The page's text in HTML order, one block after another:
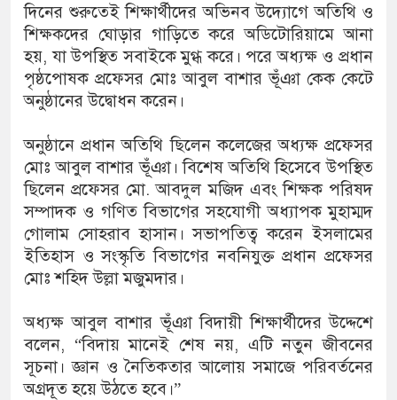
দিনের শুরুতেই শিক্ষার্থীদের অভিনব উদ্যোগে অতিথি ও
শিক্ষকদের ঘোড়ার গাড়িতে করে অডিটোরিয়ামে আনা
হয়, যা উপস্থিত সবাইকে মুগ্ধ করে। পরে অধ্যক্ষ ও প্রধান
পৃষ্ঠপোষক প্রফেসর মোঃ আবুল বাশার ভূঁঞা কেক কেটে
অনুষ্ঠানের উদ্বোধন করেন।
অনুষ্ঠানে প্রধান অতিথি ছিলেন কলেজের অধ্যক্ষ প্রফেসর
মোঃ আবুল বাশার ভূঁঞা। বিশেষ অতিথি হিসেবে উপস্থিত
ছিলেন প্রফেসর মো. আবদুল মজিদ এবং শিক্ষক পরিষদ
সম্পাদক ও গণিত বিভাগের সহযোগী অধ্যাপক মুহাম্মদ
গোলাম সোহরাব হাসান। সভাপতিত্ব করেন ইসলামের
ইতিহাস ও সংস্কৃতি বিভাগের নবনিযুক্ত প্রধান প্রফেসর
মোঃ শহিদ উল্লা মজুমদার।
অধ্যক্ষ আবুল বাশার ভূঁঞা বিদায়ী শিক্ষার্থীদের উদ্দেশে
বলেন, “বিদায় মানেই শেষ নয়, এটি নতুন জীবনের
সূচনা। জ্ঞান ও নৈতিকতার আলোয় সমাজে পরিবর্তনের
অগ্রদূত হয়ে উঠতে হবে।”